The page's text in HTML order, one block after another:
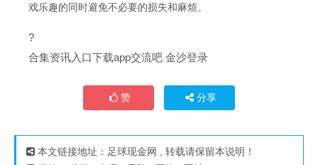
戏乐趣的同时避免不必要的损失和麻烦。
?
合集资讯入口下载app交流吧 金沙登录
赞 分享
本文链接地址： 足球现金网 , 转载请保留本说明！